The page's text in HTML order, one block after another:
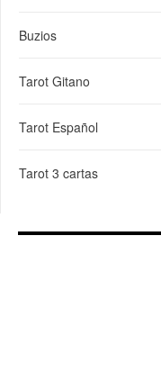
Buzios
Tarot Gitano
Tarot Español
Tarot 3 cartas